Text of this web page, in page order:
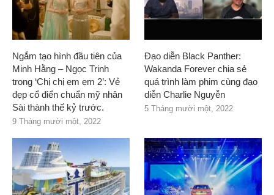
Ngắm tạo hình đầu tiên của
Minh Hằng – Ngọc Trinh
trong ‘Chị chị em em 2’: Vẻ
đẹp cổ điển chuẩn mỹ nhân
Sài thành thế kỷ trước.
9 Tháng mười một, 2022
Đạo diễn Black Panther:
Wakanda Forever chia sẻ
quá trình làm phim cùng đạo
diễn Charlie Nguyễn
5 Tháng mười một, 2022